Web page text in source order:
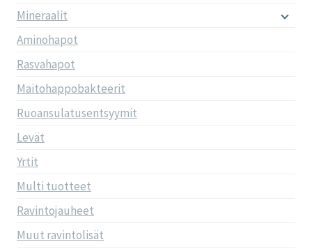
Mineraalit
Aminohapot
Rasvahapot
Maitohappobakteerit
Ruoansulatusentsyymit
Levät
Yrtit
Multi tuotteet
Ravintojauheet
Muut ravintolisät